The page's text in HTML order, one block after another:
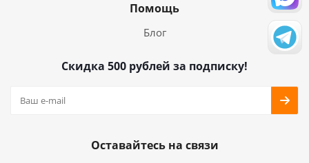
Помощь
Блог
Скидка 500 рублей за подписку!
Оставайтесь на связи